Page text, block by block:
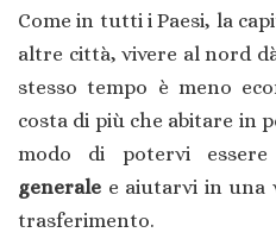
Come in tutti i Paesi, la
altre città, vivere al nord
stesso tempo è meno
costa di più che abitare in
modo di potervi
generale e aiutarvi in una
trasferimento.